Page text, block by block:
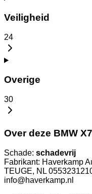
Veiligheid
24
Overige
30
Over deze BMW X7
Schade: schadevrij
Fabrikant: Haverkamp
TEUGE, NL
info@haverkamp.nl